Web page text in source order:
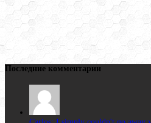
Последние комментарии